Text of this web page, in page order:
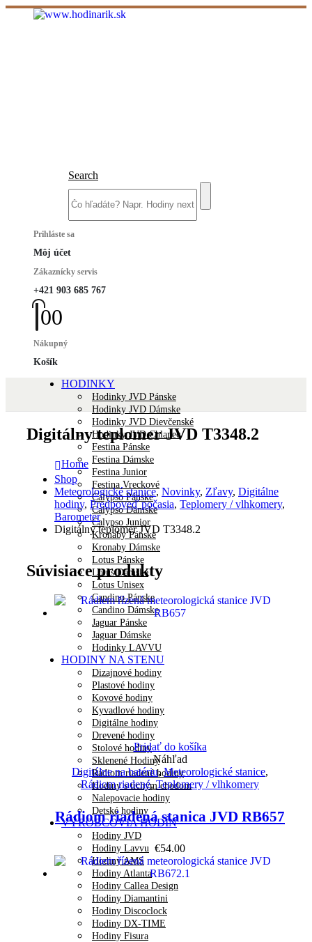
Search
Prihláste sa
Môj účet
Zákaznícky servis
+421 903 685 767
00
Nákupný
Košík
HODINKY
Hodinky JVD Pánske
Hodinky JVD Dámske
Hodinky JVD Dievčenské
Hodinky JVD Chlapec
Festina Pánske
Festina Dámske
Festina Junior
Festina Vreckové
Calypso Pánske
Calypso Dámske
Calypso Junior
Kronaby Pánske
Kronaby Dámske
Lotus Pánske
Lotus Dámske
Lotus Unisex
Candino Pánske
Candino Dámske
Jaguar Pánske
Jaguar Dámske
Hodinky LAVVU
HODINY NA STENU
Dizajnové hodiny
Plastové hodiny
Kovové hodiny
Kyvadlové hodiny
Digitálne hodiny
Drevené hodiny
Stolové hodiny
Sklenené Hodiny
Rádiom riadené hodiny
Hodiny s tichým chodom
Nalepovacie hodiny
Detské hodiny
VÝROBCOVIA HODÍN
Hodiny JVD
Hodiny Lavvu
Hodiny AMS
Hodiny Atlanta
Hodiny Callea Design
Hodiny Diamantini
Hodiny Discoclock
Hodiny DX-TIME
Hodiny Fisura
Digitálny teplomer JVD T3348.2
Home
Shop
Meteorologické stanice,Novinky, Zľavy, Digitálne
hodiny, Predpoveď počasia, Teplomery / vlhkomery,
Barometer
Digitálny teplomer JVD T3348.2
Súvisiace produkty
Pridať do košíka
Náhľad
Digitálne na batériu,Meteorologické stanice,
Rádiom riadené,Teplomery / vlhkomery
Rádiom riadená stanica JVD RB657
€54.00